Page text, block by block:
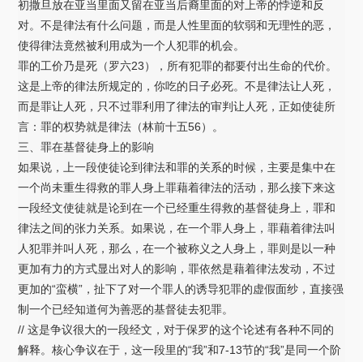
初撒旦放在亚当里面又留在亚当后裔里面的对上帝的悖逆和反
对。不是律法有什么问题，而是人性里面的软弱和无理性的恶，
使得律法竟然被利用成为一个人犯罪的机会。
罪的工价乃是死（罗六23），所有犯罪的都要付出生命的代价。
这是上帝的律法所规定的，你吃的日子必死。不是律法让人死，
而是罪让人死，只不过罪利用了律法的审判让人死，正如使徒所
言：罪的权势就是律法（林前十五56）。
三、罪在基督徒身上的影响
如果说，上一段使徒论到律法和罪的关系的时候，主要是集中在
一个尚未重生得救的罪人身上罪藉着律法的活动，那么接下来这
一段经文使徒就是论到在一个已经重生得救的基督徒身上，罪和
律法之间的张力关系。如果说，在一个罪人身上，罪藉着律法叫
人犯罪并叫人死，那么，在一个被称义之人身上，罪则是以一种
更加有力的方式显出对人的影响，罪依然是藉着律法发动，不过
更加的“蛮横”，扯下了对一个罪人的诱导犯罪的虚假面纱，直接强
制一个已经知道何为善恶的基督徒去犯罪。
// 这是争议很大的一段经文，对于保罗的这个论述有各种不同的
解释。核心争议在于，这一段里的“我”和7-13节的“我”是同一个阶